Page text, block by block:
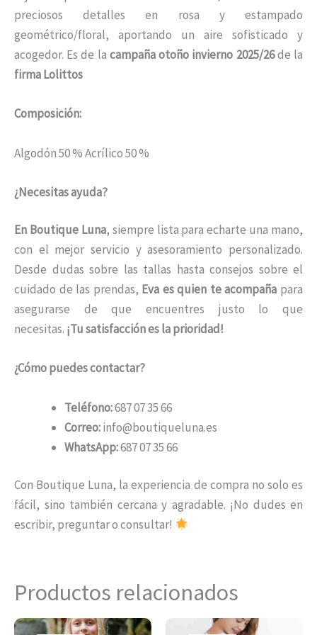
preciosos detalles en rosa y estampado
geométrico/floral, aportando un aire sofisticado y
acogedor. Es de la campaña otoño invierno 2025/26de la
firma Lolittos
Composición:
Algodón 50 % Acrílico 50 %
¿Necesitas ayuda?
En Boutique Luna, siempre lista para echarte una mano,
con el mejor servicio y asesoramiento personalizado.
Desde dudas sobre las tallas hasta consejos sobre el
cuidado de las prendas, Eva es quien te acompaña para
asegurarse de que encuentres justo lo que
necesitas. ¡Tu satisfacción es la prioridad!
¿Cómo puedes contactar?
Teléfono:687 07 35 66
Correo:info@boutiqueluna.es
WhatsApp:687 07 35 66
Con Boutique Luna, la experiencia de compra no solo es
fácil, sino también cercana y agradable. ¡No dudes en
escribir, preguntar o consultar!
Productos relacionados
El
El
Este
El